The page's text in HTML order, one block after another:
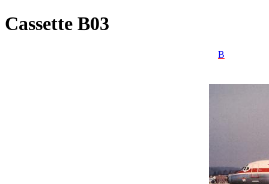
Cassette B03
B